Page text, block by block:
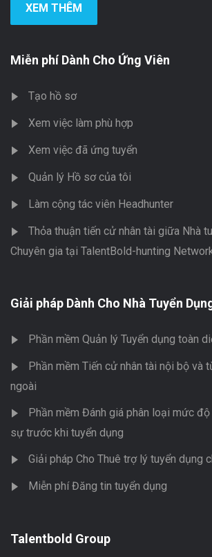
XEM THÊM
Miễn phí Dành Cho Ứng Viên
Tạo hồ sơ
Xem việc làm phù hợp
Xem việc đã ứng tuyển
Quản lý Hồ sơ của tôi
Làm cộng tác viên Headhunter
Thỏa thuận tiến cử nhân tài giữa Nhà
Chuyên gia tại TalentBold-hunting
Giải pháp Dành Cho Nhà Tuyển
Phần mềm Quản lý Tuyển dụng toàn
Phần mềm Tiến cử nhân tài nội bộ và
ngoài
Phần mềm Đánh giá phân loại mức
sự trước khi tuyển dụng
Giải pháp Cho Thuê trợ lý tuyển dụng
Miễn phí Đăng tin tuyển dụng
Talentbold Group